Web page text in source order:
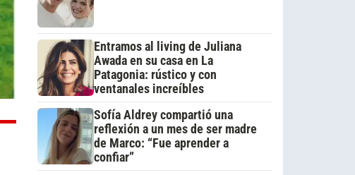
Entramos al living de Juliana
Awada en su casa en La
Patagonia: rústico y con
ventanales increíbles
Sofía Aldrey compartió una
reflexión a un mes de ser madre
de Marco: “Fue aprender a
confiar”